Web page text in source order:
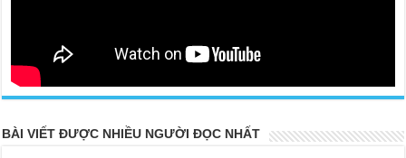
BÀI VIẾT ĐƯỢC NHIỀU NGƯỜI ĐỌC NHẤT
20 PARTS TOP SECRET BUDDHA LEFT FOR POSTERITY